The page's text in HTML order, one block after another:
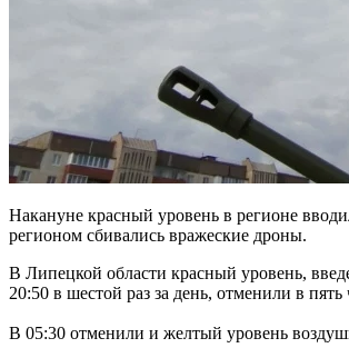
Накануне красный уровень в регионе
регионом сбивались вражеские дроны.
В Липецкой области красный уровень,
20:50 в шестой раз за день, отменили в пять
В 05:30 отменили и желтый уровень